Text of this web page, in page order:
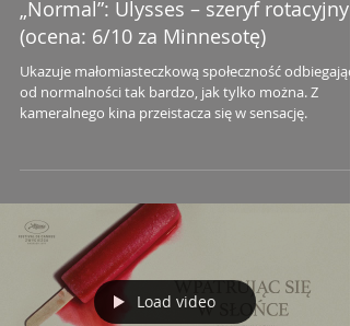
„Normal”: Ulysses – szeryf rotacyjny
(ocena: 6/10 za Minnesotę)
Ukazuje małomiasteczkową społeczność
od normalności tak bardzo, jak tylko można. Z
kameralnego kina przeistacza się w sensację.
Load video